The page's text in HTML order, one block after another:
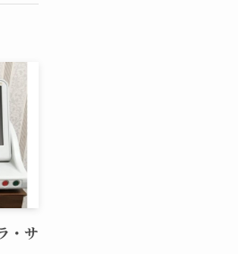
・サ